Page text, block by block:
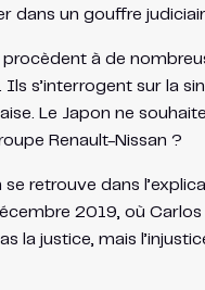
dans un gouffre
procèdent à de
Ils s’interrogent sur la
Le Japon ne
Renault-Nissan ?
retrouve dans
2019, où Carlos
la justice, mais